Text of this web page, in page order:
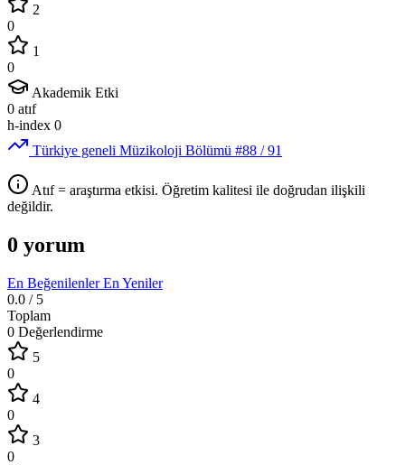
2
0
1
0
Akademik Etki
0 atıf
h-index 0
Türkiye geneli Müzikoloji Bölümü #88 / 91
Atıf = araştırma etkisi. Öğretim kalitesi ile doğrudan ilişkili
değildir.
0 yorum
En BeğenilenlerEn Yeniler
0.0 / 5
Toplam
0 Değerlendirme
5
0
4
0
3
0